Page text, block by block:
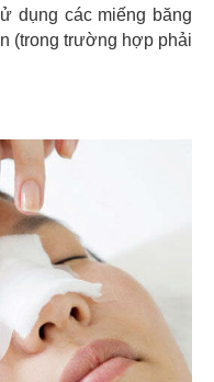
dụng các miếng băng
(trong trường hợp phải